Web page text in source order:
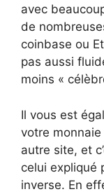
avec
de
coinbase ou
pas aussi
moins «
Il vous est
votre
autre site, et
celui expliqué
inverse. En